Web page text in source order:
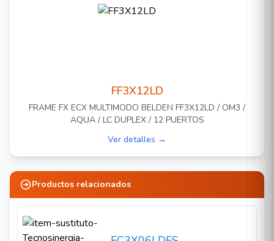
FF3X12LD
FRAME FX ECX MULTIMODO BELDEN FF3X12LD / OM3 /
AQUA / LC DUPLEX / 12 PUERTOS
Ver detalles →
Productos relacionados